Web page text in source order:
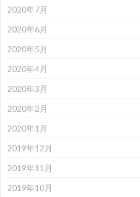
2020年7月
2020年6月
2020年5月
2020年4月
2020年3月
2020年2月
2020年1月
2019年12月
2019年11月
2019年10月